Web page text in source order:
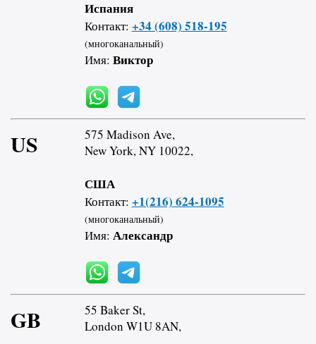
Испания
Контакт: +34 (608) 518-195
(многоканальный)
Имя: Виктор
US
575 Madison Ave,
New York, NY 10022,
США
Контакт: +1(216) 624-1095
(многоканальный)
Имя: Александр
GB
55 Baker St,
London W1U 8AN,